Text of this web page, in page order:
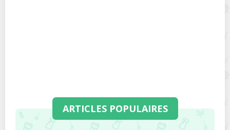
ARTICLES POPULAIRES